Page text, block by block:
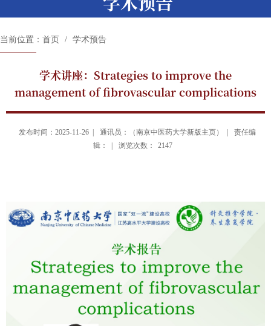
当前位置： 首页 学术预告
学术讲座：Strategies to improve the
management of fibrovascular complications
发布时间：2025-11-26 | 通讯员：（南京中医药大学新版主页） |
责任编
辑： |
浏览次数： 2147